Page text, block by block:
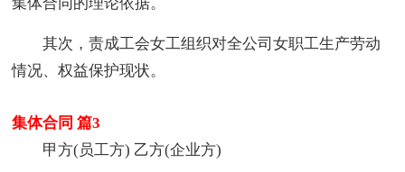
其次，责成工会女工组织对全公司女职工生产劳动
情况、权益保护现状。
集体合同 篇3
甲方(员工方) 乙方(企业方)